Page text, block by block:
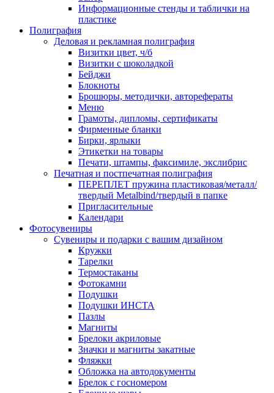
Информационные стенды и таблички на
пластике
Полиграфия
Деловая и рекламная полиграфия
Визитки цвет, ч/б
Визитки с шоколадкой
Бейджи
Блокноты
Брошюры, методички, авторефераты
Меню
Грамоты, дипломы, сертификаты
Фирменные бланки
Бирки, ярлыки
Этикетки на товары
Печати, штампы, факсимиле, экслибрис
Печатная и постпечатная полиграфия
ПЕРЕПЛЕТ пружина пластиковая/металл/
твердый Metalbind/твердый в папке
Пригласительные
Календари
Фотосувениры
Сувениры и подарки с вашим дизайном
Кружки
Тарелки
Термостаканы
Фотокамни
Подушки
Подушки ИНСТА
Пазлы
Магниты
Брелоки акриловые
Значки и магниты закатные
Фляжки
Обложка на автодокументы
Брелок с госномером